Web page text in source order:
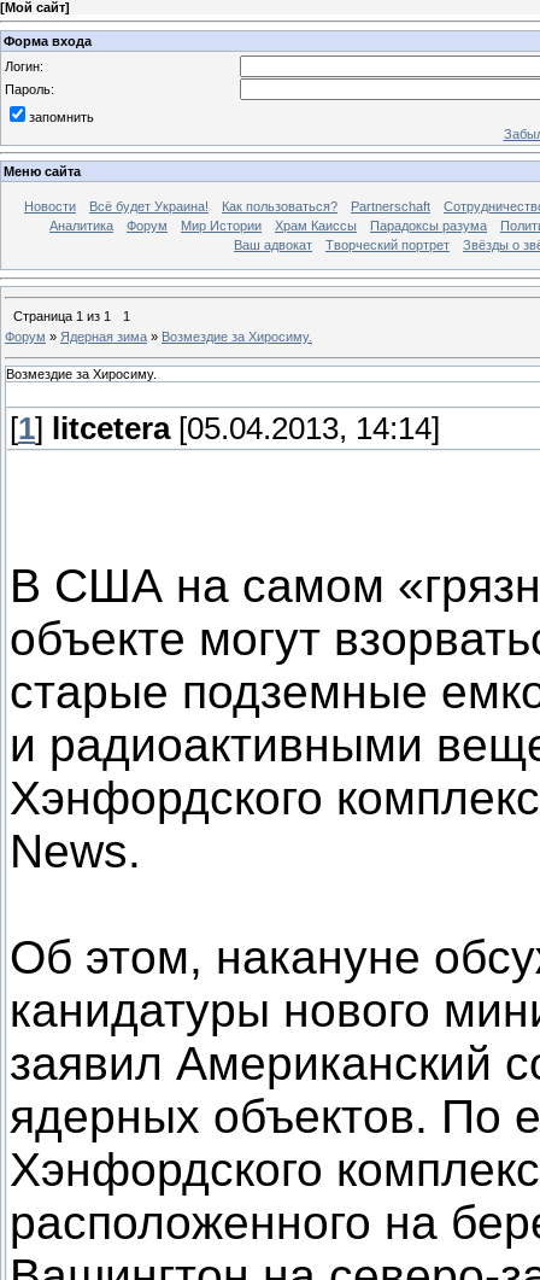
[Мой сайт]
Форма входа
Логин:
Пароль:
запомнить
Меню сайта
Новости Всё будет Украина! Как пользоваться? Partnerschaft
Аналитика
Форум Мир Истории Храм Каиссы Парадоксы разума
Ваш адвокат
Творческий портрет Звёзды о
Страница 1 из 1
1
Форум » Ядерная зима » Возмездие за Хиросиму.
Возмездие за Хиросиму.
[1] litcetera[05.04.2013, 14:14]
В США на самом
объекте могут
старые подземные
и радиоактивными
Хэнфордского
News.
Об этом, накануне
канидатуры нового
заявил Американский
ядерных объектов. По
Хэнфордского
расположенного на